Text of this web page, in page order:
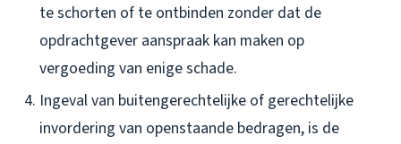
te schorten of te ontbinden zonder dat de
opdrachtgever aanspraak kan maken op
vergoeding van enige schade.
Ingeval van buitengerechtelijke of gerechtelijke
invordering van openstaande bedragen, is de